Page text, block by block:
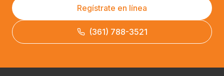
Regístrate en línea
(361) 788-3521